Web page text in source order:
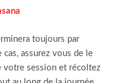
toujours par
cas, assurez vous de le
votre session et récoltez